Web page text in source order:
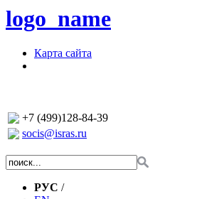
logo_name
Карта сайта
+7 (499)128-84-39
socis@isras.ru
РУС /